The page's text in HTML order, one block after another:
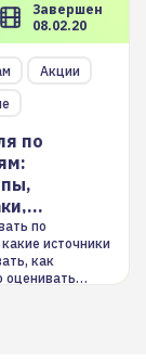
Завершен
08.02.20
Акции
по
по
источники
как
оценивать